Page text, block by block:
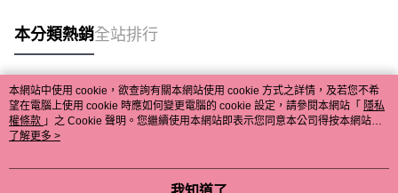
本分類熱銷全站排行
熱門標籤
本網站中使用 cookie，欲查詢有關本網站使用 cookie 方式之詳情，及若您不希
望在電腦上使用 cookie 時應如何變更電腦的 cookie 設定，請參閱本網站「 隱私
權條款 」之 Cookie 聲明。您繼續使用本網站即表示您同意本公司得按本網站使
用條款之 Cookie 聲明使用 cookie。
了解更多 >